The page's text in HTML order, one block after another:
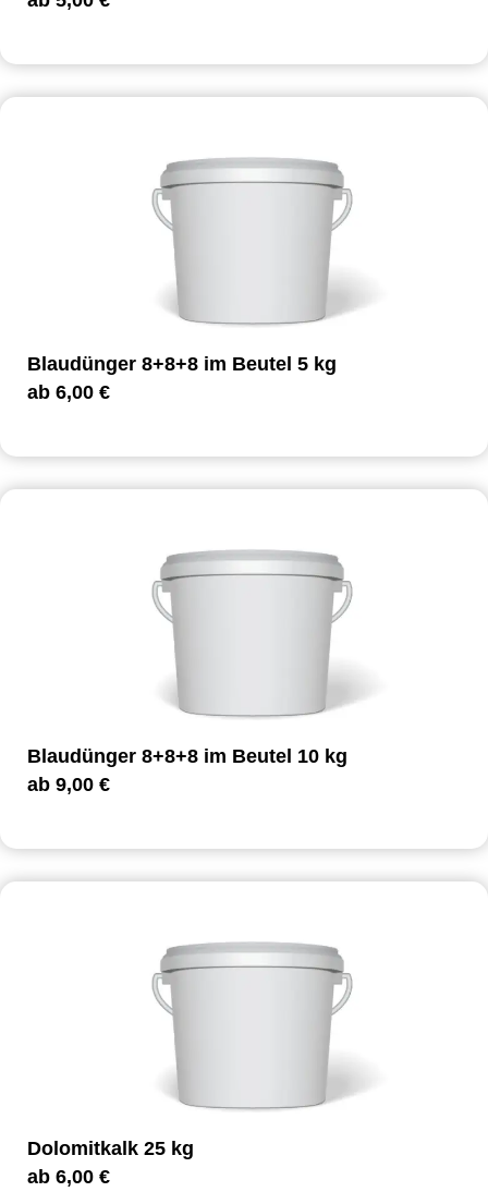
Blaudünger 8+8+8 im Beutel 5 kg
ab 6,00 €
Blaudünger 8+8+8 im Beutel 10 kg
ab 9,00 €
Dolomitkalk 25 kg
ab 6,00 €